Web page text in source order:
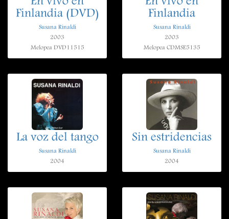
Finlandia (DVD)
Susana Rinaldi
2003
Melopea DVD11515
Finlandia
Susana Rinaldi
2003
Melopea CDMSE5135
La voz del tango
Susana Rinaldi
2004
Sin estridencias
Susana Rinaldi
2004